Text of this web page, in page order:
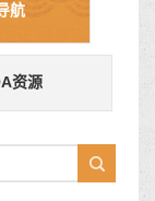
航
资源